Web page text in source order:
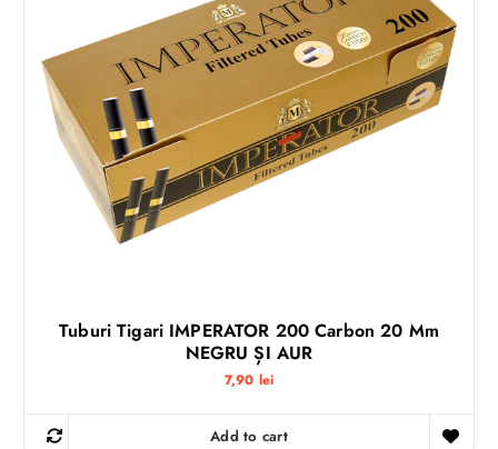
Tuburi Tigari IMPERATOR 200 Carbon 20 Mm
NEGRU ȘI AUR
7,90 lei
Add to cart